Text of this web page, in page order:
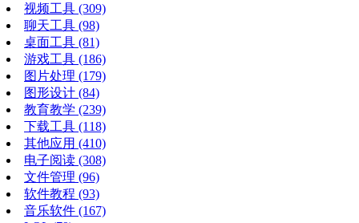
视频工具 (309)
聊天工具 (98)
桌面工具 (81)
游戏工具 (186)
图片处理 (179)
图形设计 (84)
教育教学 (239)
下载工具 (118)
其他应用 (410)
电子阅读 (308)
文件管理 (96)
软件教程 (93)
音乐软件 (167)